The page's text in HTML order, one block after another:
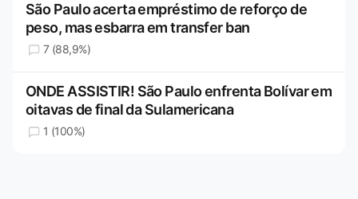
São Paulo acerta empréstimo de reforço de
peso, mas esbarra em transfer ban
7 (88,9%)
ONDE ASSISTIR! São Paulo enfrenta Bolívar em
oitavas de final da Sulamericana
1 (100%)